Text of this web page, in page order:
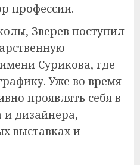
профессии.
Зверев поступил
Сурикова, где
Уже во время
проявлять себя в
и дизайнера,
выставках и